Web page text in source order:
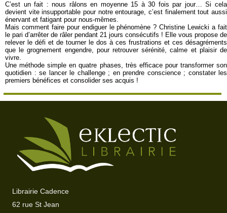
C’est un fait : nous râlons en moyenne 15 à 30 fois par jour… Si cela
devient vite insupportable pour notre entourage, c’est finalement tout aussi
énervant et fatigant pour nous-mêmes.
Mais comment faire pour endiguer le phénomène ? Christine Lewicki a fait
le pari d’arrêter de râler pendant 21 jours consécutifs ! Elle vous propose de
relever le défi et de tourner le dos à ces frustrations et ces désagréments
que le grognement engendre, pour retrouver sérénité, calme et plaisir de
vivre.
Une méthode simple en quatre phases, très efficace pour transformer son
quotidien : se lancer le challenge ; en prendre conscience ; constater les
premiers bénéfices et consolider ses acquis !
Librairie Cadence
62 rue St Jean